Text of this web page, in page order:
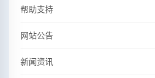
帮助支持
网站公告
新闻资讯